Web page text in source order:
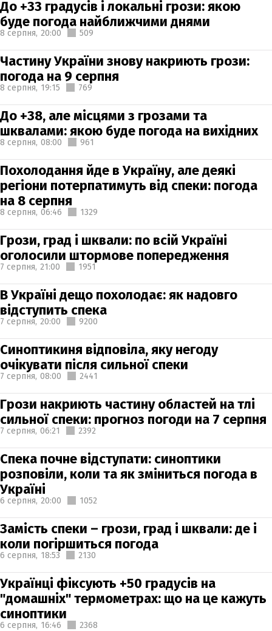
До +33 градусів і локальні грози: якою
буде погода найближчими днями
8 серпня, 20:00 509
Частину України знову накриють грози:
погода на 9 серпня
8 серпня, 19:15 769
До +38, але місцями з грозами та
шквалами: якою буде погода на вихідних
8 серпня, 08:00 961
Похолодання йде в Україну, але деякі
регіони потерпатимуть від спеки: погода
на 8 серпня
8 серпня, 06:46 1329
Грози, град і шквали: по всій Україні
оголосили штормове попередження
7 серпня, 21:00 1951
В Україні дещо похолодає: як надовго
відступить спека
7 серпня, 20:00 9200
Синоптикиня відповіла, яку негоду
очікувати після сильної спеки
7 серпня, 08:00 2441
Грози накриють частину областей на тлі
сильної спеки: прогноз погоди на 7 серпня
7 серпня, 06:21 2392
Спека почне відступати: синоптики
розповіли, коли та як зміниться погода в
Україні
6 серпня, 20:00 1052
Замість спеки – грози, град і шквали: де і
коли погіршиться погода
6 серпня, 18:53 2130
Українці фіксують +50 градусів на
"домашніх" термометрах: що на це кажуть
синоптики
6 серпня, 16:46 2368